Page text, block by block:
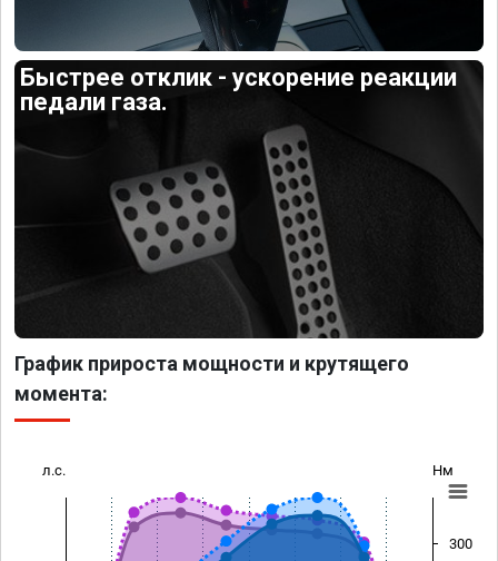
Быстрее отклик - ускорение реакции
педали газа.
График прироста мощности и крутящего
момента:
л.с. Нм
300